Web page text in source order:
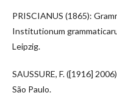
PRISCIANUS (1865):
Institutionum
Leipzig.
SAUSSURE, F. ([1916]
São Paulo.